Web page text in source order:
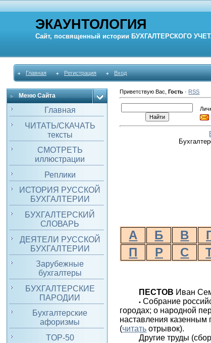
ЭКАУНТОЛОГИЯ
Сайт, посвященный истории БУХГАЛТЕРСКОГО
Главная Регистрация Вход
Меню Сайта
Главная
ЧИТАТЬ/СКАЧАТЬ
тексты
СМОТРЕТЬ
иллюстрации
Реплики
ИСТОРИЯ РУССКОЙ
БУХГАЛТЕРИИ
БУХГАЛТЕРСКИЙ
СЛОВАРЬ
ДЕЯТЕЛИ РУССКОЙ
БУХГАЛТЕРИИ
Зарубежные
бухгалтеры
БУХГАЛТЕРСКИЕ
ПАРОДИИ
Бухгалтерские
афоризмы
TOP-50
Приветствую Вас ,Гость · RSS
А Б В
П
Р С
ПЕСТОВ Иван
• Собрание
городах; о народной
наставления казенным
(читать отрывок).
Другие труды